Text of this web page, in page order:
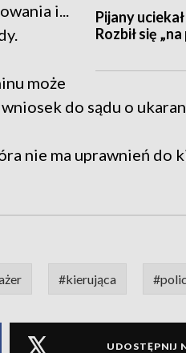
Pijany
Rozbił się
i...
może
do sądu o
nie ma uprawnień do
#kierująca
UDOSTĘPNIJ